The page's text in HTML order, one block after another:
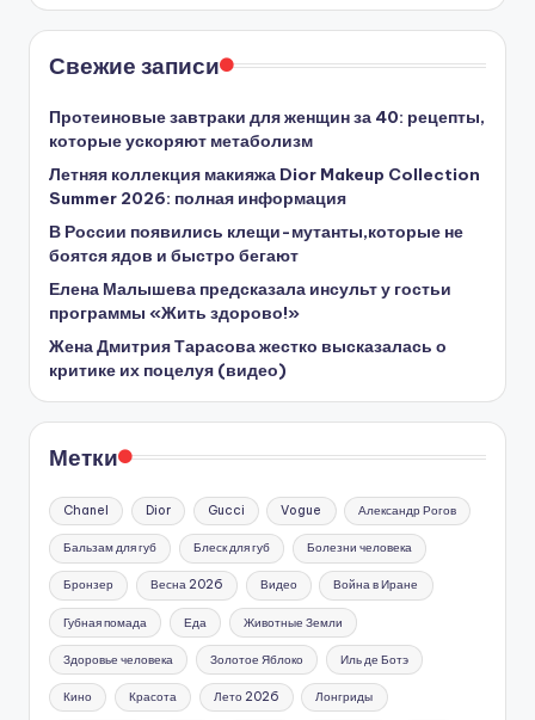
Свежие записи
Протеиновые завтраки для женщин за 40: рецепты,
которые ускоряют метаболизм
Летняя коллекция макияжа Dior Makeup Collection
Summer 2026: полная информация
В России появились клещи-мутанты,которые не
боятся ядов и быстро бегают
Елена Малышева предсказала инсульт у гостьи
программы «Жить здорово!»
Жена Дмитрия Тарасова жестко высказалась о
критике их поцелуя (видео)
Метки
Chanel Dior Gucci Vogue Александр Рогов
Бальзам для губ Блеск для губ Болезни человека
Бронзер Весна 2026 Видео Война в Иране
Губная помада Еда Животные Земли
Здоровье человека Золотое Яблоко Иль де Ботэ
Кино Красота Лето 2026 Лонгриды